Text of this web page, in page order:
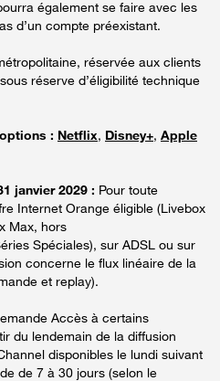
également se faire avec les
d’un compte préexistant.
réservée aux clients
réserve d’éligibilité technique
: Netflix, Disney+, Apple
janvier 2029 : Pour toute
Internet Orange éligible (Livebox
Max, hors
Spéciales), sur ADSL ou sur
concerne le flux linéaire de la
et replay).
Accès à certains
du lendemain de la diffusion
disponibles le lundi suivant
de 7 à 30 jours (selon le